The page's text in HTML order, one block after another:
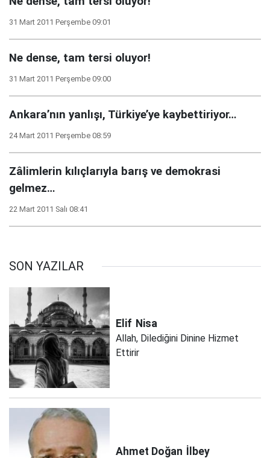
31 Mart 2011 Perşembe 09:01
Ne dense, tam tersi oluyor!
31 Mart 2011 Perşembe 09:00
Ankara’nın yanlışı, Türkiye’ye kaybettiriyor…
24 Mart 2011 Perşembe 08:59
Zâlimlerin kılıçlarıyla barış ve demokrasi
gelmez…
22 Mart 2011 Salı 08:41
SON YAZILAR
Elif Nisa
Allah, Dilediğini Dinine Hizmet
Ettirir
Ahmet Doğan İlbey